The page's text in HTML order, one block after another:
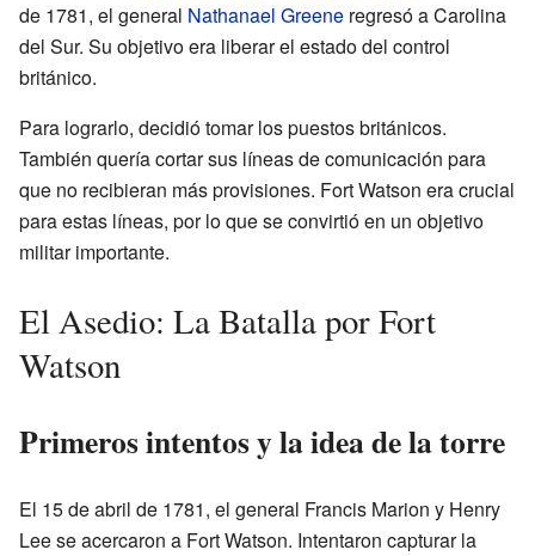
de 1781, el general Nathanael Greene regresó a Carolina
del Sur. Su objetivo era liberar el estado del control
británico.
Para lograrlo, decidió tomar los puestos británicos.
También quería cortar sus líneas de comunicación para
que no recibieran más provisiones. Fort Watson era crucial
para estas líneas, por lo que se convirtió en un objetivo
militar importante.
El Asedio: La Batalla por Fort
Watson
Primeros intentos y la idea de la torre
El 15 de abril de 1781, el general Francis Marion y Henry
Lee se acercaron a Fort Watson. Intentaron capturar la